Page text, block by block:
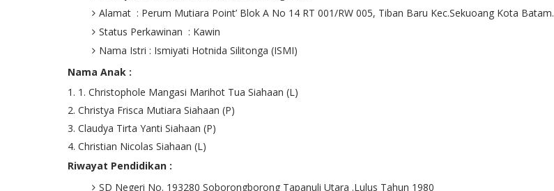
Alamat : Perum Mutiara Point’ Blok A No 14 RT 001/RW 005, Tiban Baru Kec.Sekuoang Kota Batam.
Status Perkawinan : Kawin
Nama Istri : Ismiyati Hotnida Silitonga (ISMI)
Nama Anak :
1. Christophole Mangasi Marihot Tua Siahaan (L)
Christya Frisca Mutiara Siahaan (P)
Claudya Tirta Yanti Siahaan (P)
Christian Nicolas Siahaan (L)
Riwayat Pendidikan :
SD Negeri No. 193280 Soborongborong Tapanuli Utara .Lulus Tahun 1980